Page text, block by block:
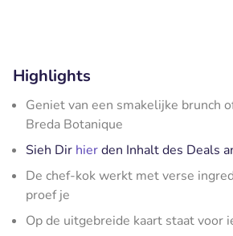
Highlights
Geniet van een smakelijke brunch
Breda Botanique
Sieh Dir hierden Inhalt des Deals
De chef-kok werkt met verse
proef je
Op de uitgebreide kaart staat voor